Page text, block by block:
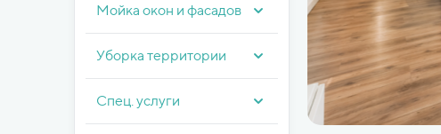
Мойка окон и фасадов
Уборка территории
Спец. услуги